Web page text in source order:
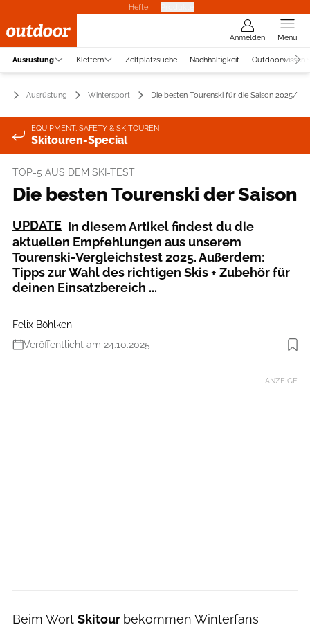
Hefte
Anmelden Menü
Ausrüstung Klettern Zeltplatzsuche Nachhaltigkeit Outdoorwissen
Ausrüstung Wintersport Die besten Tourenski für die Saison 2025/
EQUIPMENT, SAFETY & SKITOUREN
Skitouren-Special
TOP-5 AUS DEM SKI-TEST
Die besten Tourenski der Saison
UPDATE In diesem Artikel findest du die
aktuellen Empfehlungen aus unserem
Tourenski-Vergleichstest 2025. Außerdem:
Tipps zur Wahl des richtigen Skis + Zubehör für
deinen Einsatzbereich ...
Felix Böhlken
Veröffentlicht am 24.10.2025
Foto: Roberto Moiola via GettyImages
ANZEIGE
Beim Wort Skitour bekommen Winterfans